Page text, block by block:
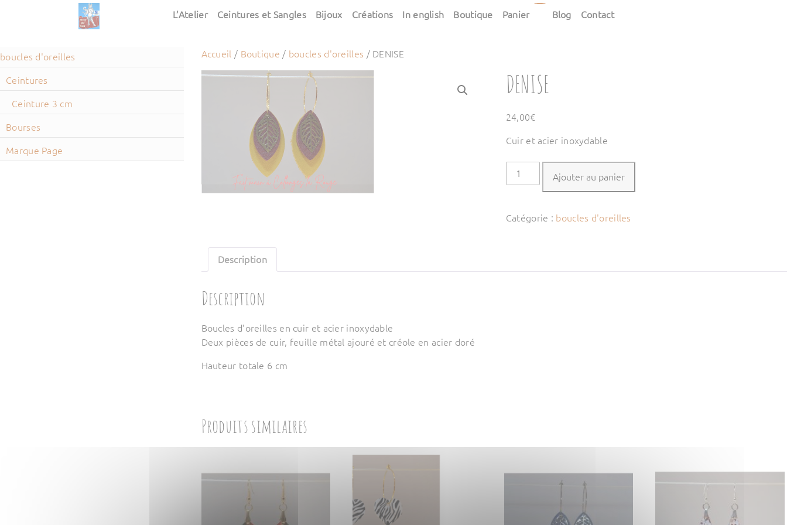
L’Atelier Ceintures et Sangles Bijoux Créations In english Boutique Panier Blog Contact
boucles d'oreilles
Ceintures
Ceinture 3 cm
Bourses
Marque Page
Accueil / Boutique / boucles d'oreilles / DENISE
DENISE
24,00€
Cuir et acier inoxydable
quantité
de
Ajouter au panier
Catégorie : boucles d'oreilles
Description
Description
Boucles d’oreilles en cuir et acier inoxydable
Deux pièces de cuir, feuille métal ajouré et créole en acier doré
Hauteur totale 6 cm
Produits similaires